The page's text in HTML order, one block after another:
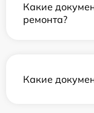
Какие
ремонта?
Какие